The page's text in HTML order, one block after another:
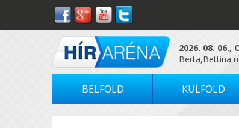
2026. 08. 06.,
Berta,Bettina
BELFÖLD KÜLFÖLD